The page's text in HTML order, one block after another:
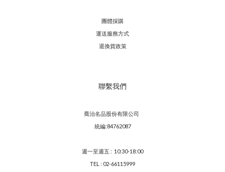
團體採購
運送服務方式
退換貨政策
聯繫我們
喬治名品股份有限公司
統編:84762087
週一至週五 : 10:30-18:00
TEL : 02-66115999